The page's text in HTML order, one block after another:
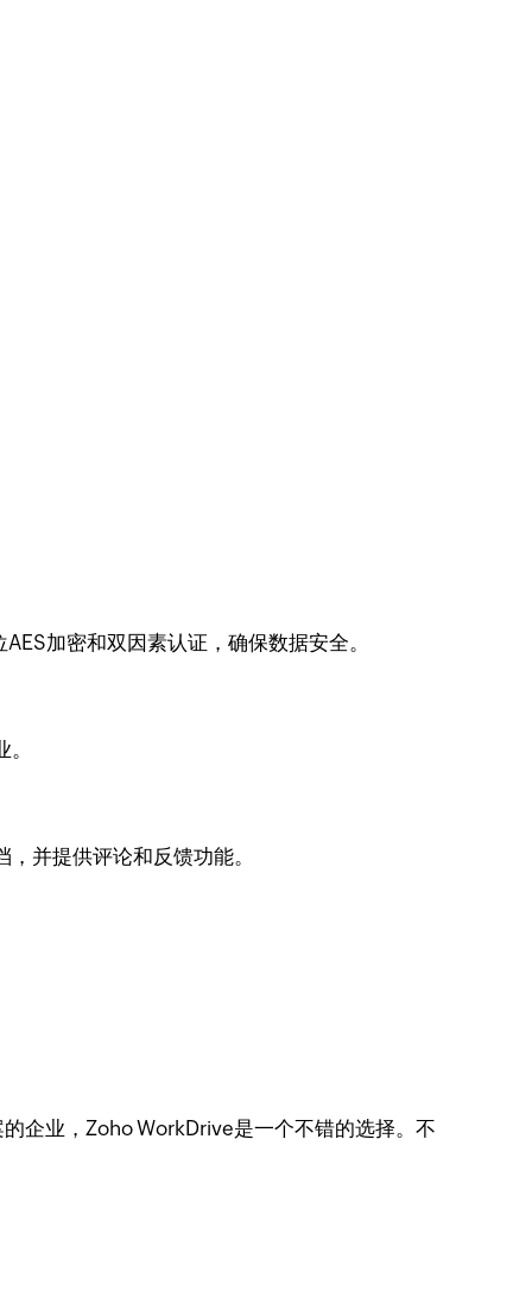
加密和双因素认证，确保数据安全。
并提供评论和反馈功能。
企业，Zoho WorkDrive是一个不错的选择。不